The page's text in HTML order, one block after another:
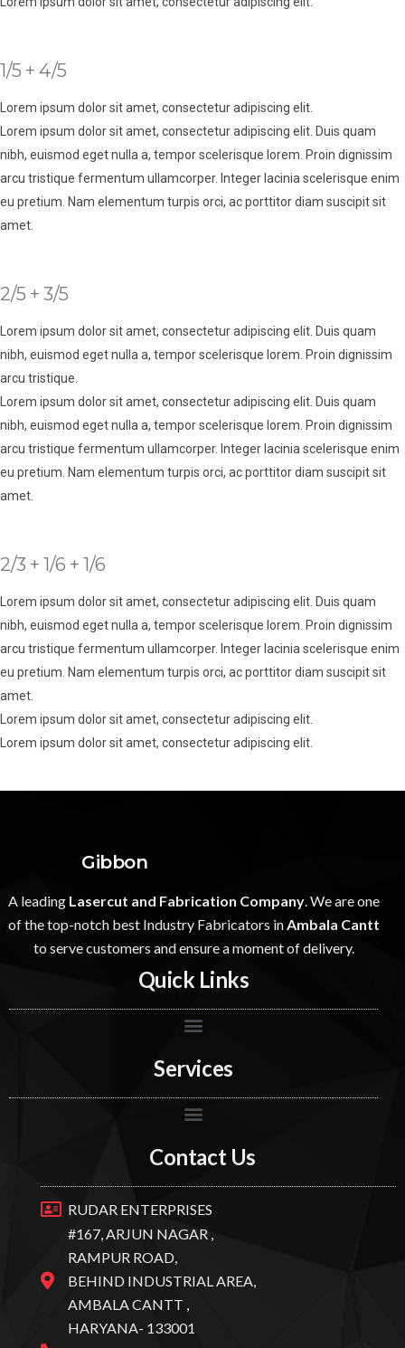
1/5 + 4/5
Lorem ipsum dolor sit amet, consectetur adipiscing elit.
Lorem ipsum dolor sit amet, consectetur adipiscing elit. Duis quam
nibh, euismod eget nulla a, tempor scelerisque lorem. Proin dignissim
arcu tristique fermentum ullamcorper. Integer lacinia scelerisque enim
eu pretium. Nam elementum turpis orci, ac porttitor diam suscipit sit
amet.
2/5 + 3/5
Lorem ipsum dolor sit amet, consectetur adipiscing elit. Duis quam
nibh, euismod eget nulla a, tempor scelerisque lorem. Proin dignissim
arcu tristique.
Lorem ipsum dolor sit amet, consectetur adipiscing elit. Duis quam
nibh, euismod eget nulla a, tempor scelerisque lorem. Proin dignissim
arcu tristique fermentum ullamcorper. Integer lacinia scelerisque enim
eu pretium. Nam elementum turpis orci, ac porttitor diam suscipit sit
amet.
2/3 + 1/6 + 1/6
Lorem ipsum dolor sit amet, consectetur adipiscing elit. Duis quam
nibh, euismod eget nulla a, tempor scelerisque lorem. Proin dignissim
arcu tristique fermentum ullamcorper. Integer lacinia scelerisque enim
eu pretium. Nam elementum turpis orci, ac porttitor diam suscipit sit
amet.
Lorem ipsum dolor sit amet, consectetur adipiscing elit.
Lorem ipsum dolor sit amet, consectetur adipiscing elit.
Gibbon
A leading Lasercut and Fabrication Company. We are one
of the top-notch best Industry Fabricators inAmbala Cantt
to serve customers and ensure a moment of delivery.
Quick Links
Services
Contact Us
RUDAR ENTERPRISES
#167, ARJUN NAGAR ,
RAMPUR ROAD,
BEHIND INDUSTRIAL AREA,
AMBALA CANTT ,
HARYANA- 133001